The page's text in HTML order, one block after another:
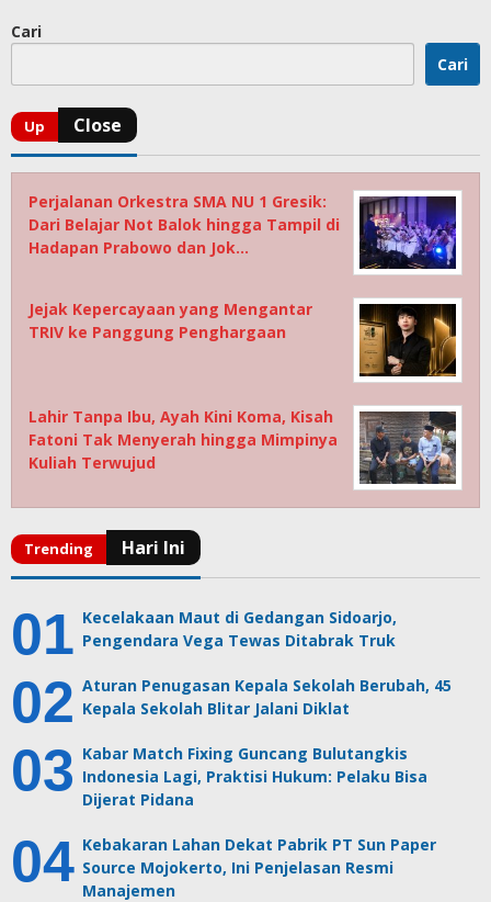
Cari
Cari
Perjalanan Orkestra SMA NU 1 Gresik:
Dari Belajar Not Balok hingga Tampil di
Hadapan Prabowo dan Jok…
Jejak Kepercayaan yang Mengantar
TRIV ke Panggung Penghargaan
Lahir Tanpa Ibu, Ayah Kini Koma, Kisah
Fatoni Tak Menyerah hingga Mimpinya
Kuliah Terwujud
Kecelakaan Maut di Gedangan Sidoarjo,
Pengendara Vega Tewas Ditabrak Truk
Aturan Penugasan Kepala Sekolah Berubah, 45
Kepala Sekolah Blitar Jalani Diklat
Kabar Match Fixing Guncang Bulutangkis
Indonesia Lagi, Praktisi Hukum: Pelaku Bisa
Dijerat Pidana
Kebakaran Lahan Dekat Pabrik PT Sun Paper
Source Mojokerto, Ini Penjelasan Resmi
Manajemen